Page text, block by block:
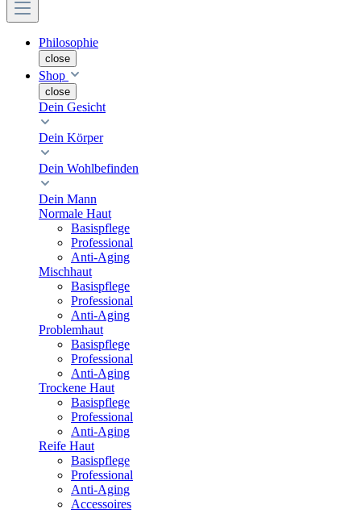
Philosophie
close
Shop
close
Dein Gesicht
Dein Körper
Dein Wohlbefinden
Dein Mann
Normale Haut
Basispflege
Professional
Anti-Aging
Mischhaut
Basispflege
Professional
Anti-Aging
Problemhaut
Basispflege
Professional
Anti-Aging
Trockene Haut
Basispflege
Professional
Anti-Aging
Reife Haut
Basispflege
Professional
Anti-Aging
Accessoires